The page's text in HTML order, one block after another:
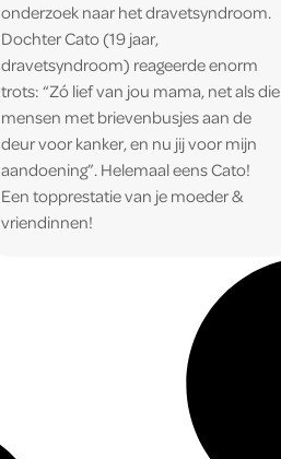
onderzoek naar het dravetsyndroom.
Dochter Cato (19 jaar,
dravetsyndroom) reageerde enorm
trots: “Zó lief van jou mama, net als die
mensen met brievenbusjes aan de
deur voor kanker, en nu jij voor mijn
aandoening”. Helemaal eens Cato!
Een topprestatie van je moeder &
vriendinnen!